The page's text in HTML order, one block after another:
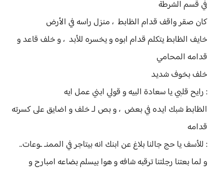
في قسم الشرطة
كان صقر واقف قدام الظابط ، منزل راسه في الأرض
خايف الظابط يتكلم قدام ابوه و يخسره للأبد ، و خلف قاعد و
قدامه المحامي
خلف بخوف شديد
: رايح قلبي يا سعادة البيه و قولي ابني عمل ايه
الظابط شبك ايده في بعض ، و بص لـ خلف و اضايق على كسرته
قدامه
: للأسف يا حج جالنا بلاغ عن ابنك انه بيتاجر في الممنـ ـوعات..
و لما بعتنا رجلتنا ترقبه شافه و هوا بيسلم بضاعه امبارح و